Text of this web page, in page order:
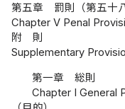
第五章 罰則（第五十
Chapter V Penal
附 則
Supplementary
第一章 総則
Chapter I General